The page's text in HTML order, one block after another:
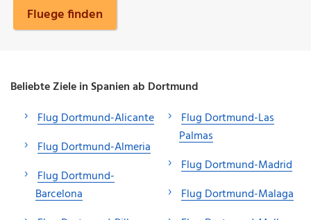
Fluege finden
Beliebte Ziele in Spanien ab Dortmund
Flug Dortmund-Alicante
Flug Dortmund-Almeria
Flug Dortmund-
Barcelona
Flug Dortmund-Las
Palmas
Flug Dortmund-Madrid
Flug Dortmund-Malaga